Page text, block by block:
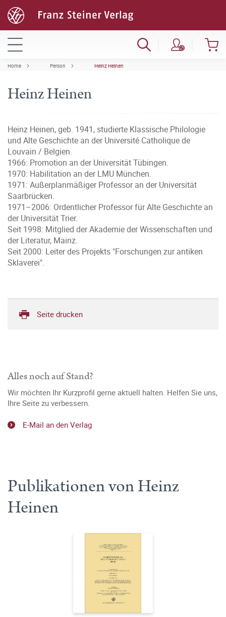
Home Person Heinz Heinen
Heinz Heinen
Heinz Heinen, geb. 1941, studierte Klassische Philologie
und Alte Geschichte an der Université Catholique de
Louvain / Belgien.
1966: Promotion an der Universität Tübingen.
1970: Habilitation an der LMU München.
1971: Außerplanmäßiger Professor an der Universität
Saarbrücken.
1971–2006: Ordentlicher Professor für Alte Geschichte an
der Universität Trier.
Seit 1998: Mitglied der Akademie der Wissenschaften und
der Literatur, Mainz.
Seit 2000: Leiter des Projekts "Forschungen zur antiken
Sklaverei".
Seite drucken
Alles noch auf Stand?
Wir möchten Ihr Kurzprofil gerne aktuell halten. Helfen Sie uns,
Ihre Seite zu verbessern.
E-Mail an den Verlag
Publikationen von Heinz
Heinen